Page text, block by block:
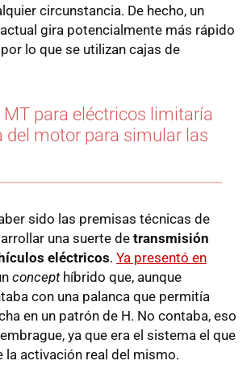
circunstancia. De hecho, un
gira potencialmente más rápido
lo que se utilizan cajas de
MT para eléctricos limitaría
del motor para simular las
sido las premisas técnicas de
una suerte de transmisión
eléctricos. Ya presentó en
concept híbrido que, aunque
con una palanca que permitía
en un patrón de H. No contaba, eso
ya que era el sistema el que
la activación real del mismo.